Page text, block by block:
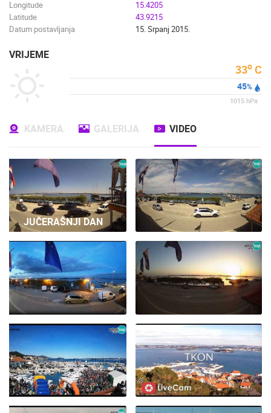
Longitude
15.4205
Latitude
43.9215
Datum postavljanja
15. Srpanj 2015.
VRIJEME
33o C
45%
1015 hPa
KAMERA GALERIJA VIDEO
JUČERAŠNJI DAN
TKON, LJETO I OBLACI -
LIVE CAM CROATIA
ADVENT NA TKONU
09.12.2023.
TKON NOVI POGLED NA
RIVU - 18.07.2023.